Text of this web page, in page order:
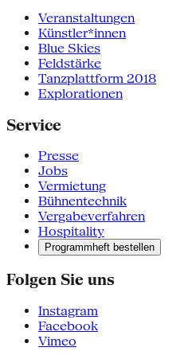
Veranstaltungen
Künstler*innen
Blue Skies
Feldstärke
Tanzplattform 2018
Explorationen
Service
Presse
Jobs
Vermietung
Bühnentechnik
Vergabeverfahren
Hospitality
Programmheft bestellen
Folgen Sie uns
Instagram
Facebook
Vimeo